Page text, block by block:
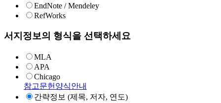
EndNote / Mendeley
RefWorks
서지정보의 형식을 선택하세요
MLA
APA
Chicago
참고문헌양식안내
간략정보 (제목, 저자, 연도)